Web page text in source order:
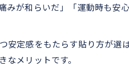
ポーター比較
再発防止に有効か
ターの使い分け
みが和らいだ」「運動時も安
安定感をもたらす貼り方が選
メリットです。